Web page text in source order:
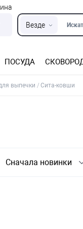
Везде
ПОСУДА
выпечки Сита-ковши
Сначала новинки